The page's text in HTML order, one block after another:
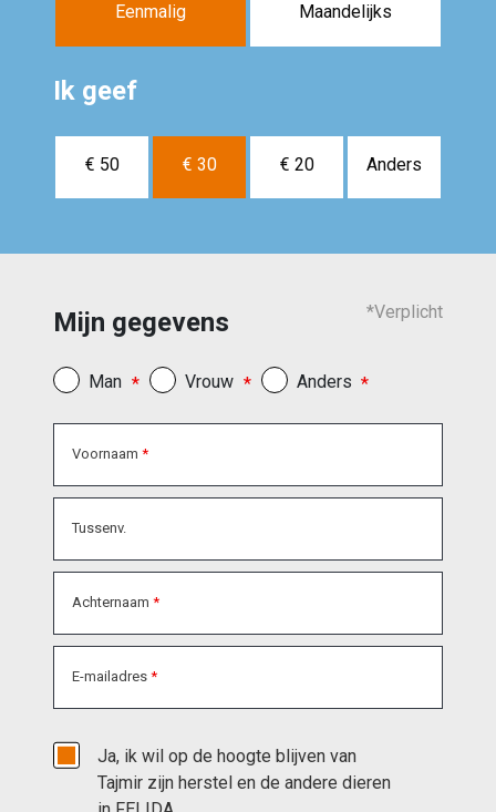
Eenmalig Maandelijks
Ik geef
€ 50 € 30 € 20 Anders
Mijn gegevens *Verplicht
Man Vrouw Anders
Voornaam
Tussenv.
Achternaam
E-mailadres
Ja, ik wil op de hoogte blijven van
Tajmir zijn herstel en de andere dieren